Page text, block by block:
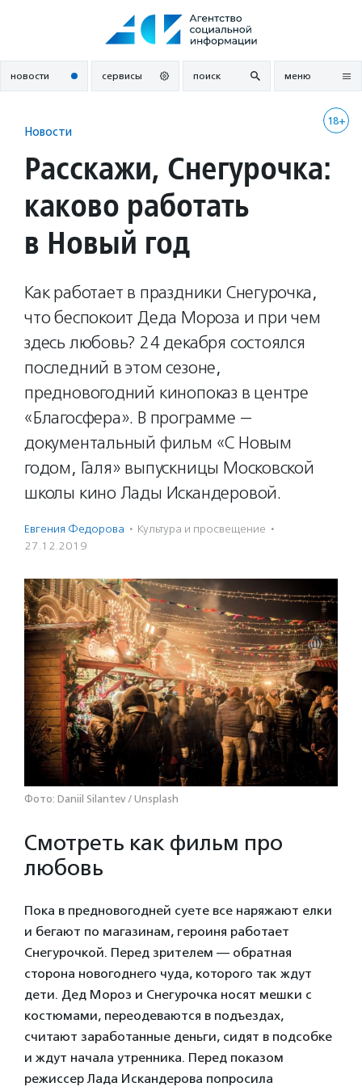
новости сервисы поиск меню
18+
Новости
Расскажи, Cнегурочка:
каково работать
в Новый год
Как работает в праздники Снегурочка,
что беспокоит Деда Мороза и при чем
здесь любовь? 24 декабря состоялся
последний в этом сезоне,
предновогодний кинопоказ в центре
«Благосфера». В программе —
документальный фильм «С Новым
годом, Галя» выпускницы Московской
школы кино Лады Искандеровой.
Евгения Федорова · Культура и просвещение ·
27.12.2019
Фото: Daniil Silantev / Unsplash
Смотреть как фильм про
любовь
Пока в предновогодней суете все наряжают елки
и бегают по магазинам, героиня работает
Снегурочкой. Перед зрителем — обратная
сторона новогоднего чуда, которого так ждут
дети. Дед Мороз и Снегурочка носят мешки с
костюмами, переодеваются в подъездах,
считают заработанные деньги, сидят в подсобке
и ждут начала утренника. Перед показом
режиссер Лада Искандерова попросила